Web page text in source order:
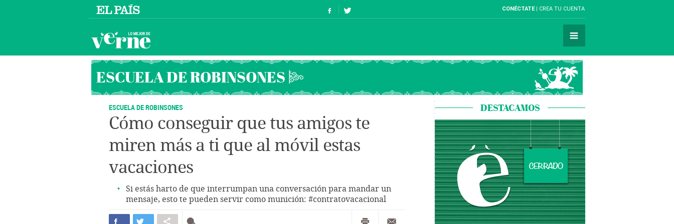
CONÉCTATE CREA TU CUENTA
ESCUELA DE ROBINSONES
ESCUELA DE ROBINSONES
Cómo conseguir que tus amigos te
miren más a ti que al móvil estas
vacaciones
Si estás harto de que interrumpan una conversación para mandar un
mensaje, esto te pueden servir como munición: #contratovacacional
DESTACAMOS